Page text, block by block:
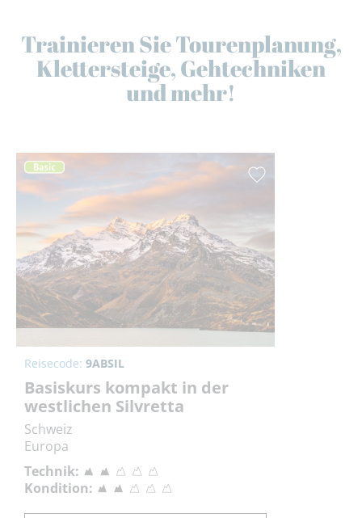
Trainieren Sie Tourenplanung,
Klettersteige, Gehtechniken
und mehr!
Reisecode: 9ABSIL
Basiskurs kompakt in der
westlichen Silvretta
Schweiz
Europa
Technik:
Kondition: